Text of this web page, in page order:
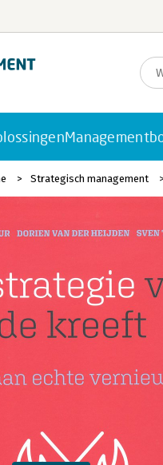
Strategisch management